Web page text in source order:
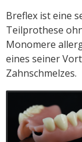
Breflex ist eine
Teilprothese
Monomere
eines seiner
Zahnschmelzes.